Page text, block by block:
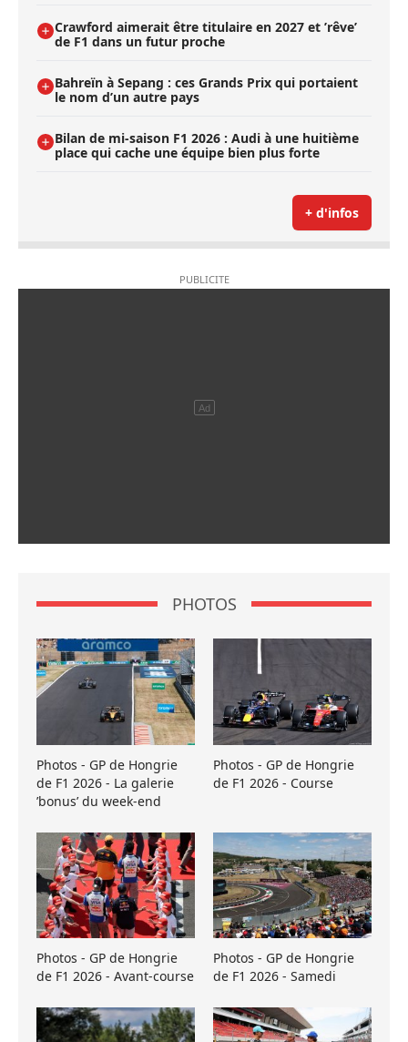
Crawford aimerait être titulaire en 2027 et ’rêve’
de F1 dans un futur proche
Bahreïn à Sepang : ces Grands Prix qui portaient
le nom d’un autre pays
Bilan de mi-saison F1 2026 : Audi à une huitième
place qui cache une équipe bien plus forte
+ d'infos
PHOTOS
Photos - GP de Hongrie
de F1 2026 - La galerie
’bonus’ du week-end
Photos - GP de Hongrie
de F1 2026 - Course
Photos - GP de Hongrie
de F1 2026 - Avant-course
Photos - GP de Hongrie
de F1 2026 - Samedi